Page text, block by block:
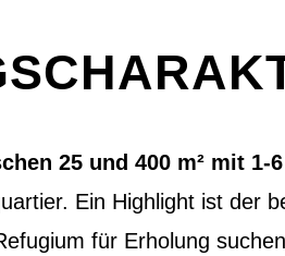
25 und 400 m² mit 1-
Ein Highlight ist der
für Erholung